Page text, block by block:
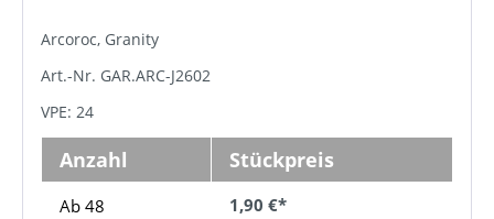
Arcoroc, Granity
Art.-Nr. GAR.ARC-J2602
VPE: 24
Anzahl Stückpreis
Ab 48 1,90 €*